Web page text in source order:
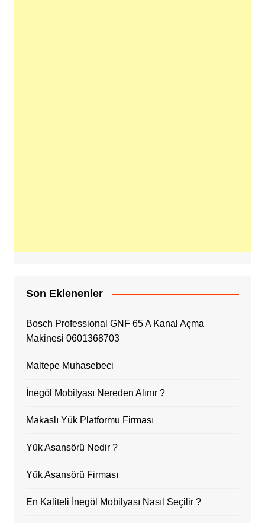
Son Eklenenler
Bosch Professional GNF 65 A Kanal Açma
Makinesi 0601368703
Maltepe Muhasebeci
İnegöl Mobilyası Nereden Alınır ?
Makaslı Yük Platformu Firması
Yük Asansörü Nedir ?
Yük Asansörü Firması
En Kaliteli İnegöl Mobilyası Nasıl Seçilir ?